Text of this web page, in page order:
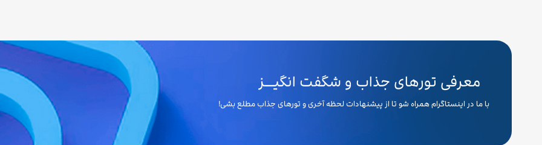
معرفی تورهای جذاب و شگفت انگیـــز
با ما در اینستاگرام همراه شو تا از پیشنهادات لحظه آخری و تورهای جذاب مطلع بشی!